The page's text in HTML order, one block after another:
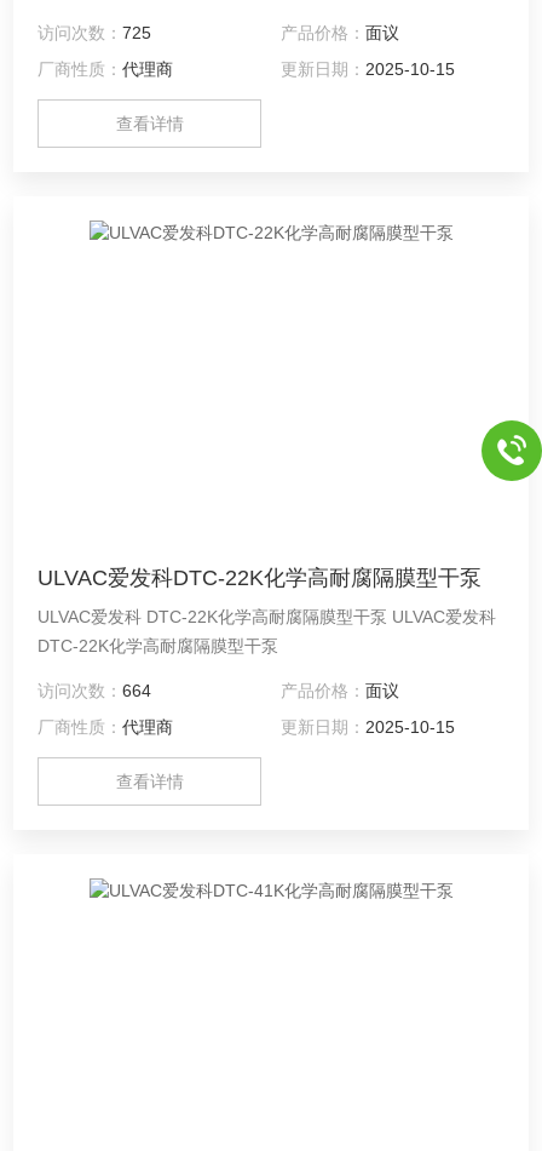
访问次数：725 产品价格： 面议
厂商性质：代理商 更新日期： 2025-10-15
查看详情
ULVAC爱发科DTC-22K化学高耐腐隔膜型干泵
ULVAC爱发科 DTC-22K化学高耐腐隔膜型干泵 ULVAC爱发科
DTC-22K化学高耐腐隔膜型干泵
访问次数：664 产品价格： 面议
厂商性质：代理商 更新日期： 2025-10-15
查看详情